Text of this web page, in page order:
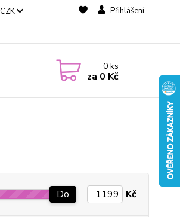
CZK Přihlášení
0ks
za 0 Kč
Do Kč